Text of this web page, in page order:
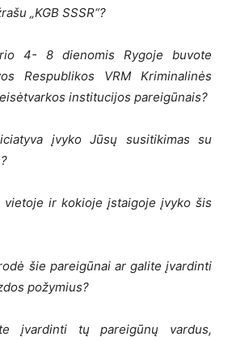
„KGB SSSR“?
4- 8 dienomis Rygoje buvote
Respublikos VRM Kriminalinės
institucijos pareigūnais?
įvyko Jūsų susitikimas su
vietoje ir kokioje įstaigoje įvyko šis
šie pareigūnai ar galite įvardinti
požymius?
įvardinti tų pareigūnų vardus,